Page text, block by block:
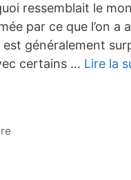
ressemblait le
par ce que l’on a
généralement
certains … Lire la